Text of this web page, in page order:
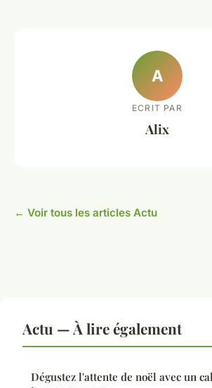
A
ECRIT PAR
Alix
← Voir tous les articles Actu
Actu — À lire également
Dégustez l'attente de noël avec un